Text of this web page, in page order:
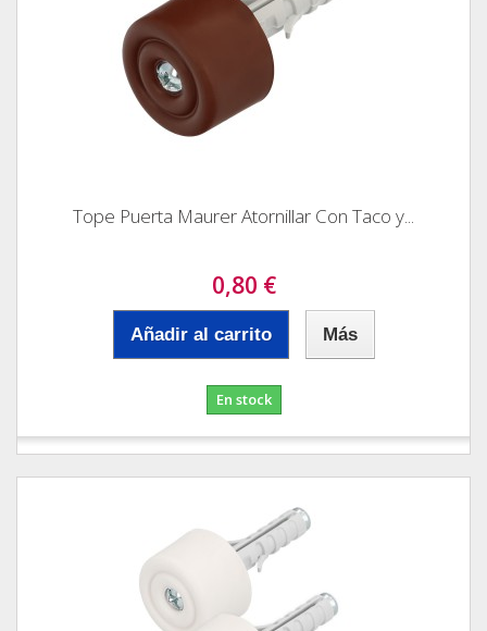
Tope Puerta Maurer Atornillar Con Taco y...
0,80 €
Añadir al carrito Más
En stock